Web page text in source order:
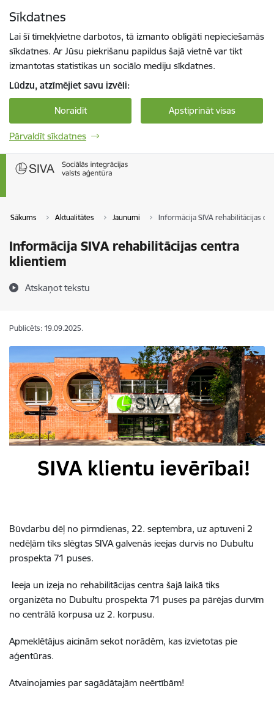
Sīkdatnes
Lai šī tīmekļvietne darbotos, tā izmanto obligāti nepieciešamās
sīkdatnes. Ar Jūsu piekrišanu papildus šajā vietnē var tikt
izmantotas statistikas un sociālo mediju sīkdatnes.
Lūdzu, atzīmējiet savu izvēli:
Noraidīt Apstiprināt visas
Pārvaldīt sīkdatnes
Sākums Aktualitātes Jaunumi Informācija SIVA rehabilitācijas
Informācija SIVA rehabilitācijas centra
klientiem
Atskaņot tekstu
Publicēts: 19.09.2025.
Būvdarbu dēļ no pirmdienas, 22. septembra, uz aptuveni 2
nedēļām tiks slēgtas SIVA galvenās ieejas durvis no Dubultu
prospekta 71 puses.
Ieeja un izeja no rehabilitācijas centra šajā laikā tiks
organizēta no Dubultu prospekta 71 puses pa pārējas durvīm
no centrālā korpusa uz 2. korpusu.
Apmeklētājus aicinām sekot norādēm, kas izvietotas pie
aģentūras.
Atvainojamies par sagādātajām neērtībām!